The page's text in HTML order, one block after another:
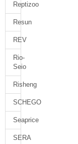
Reptizoo
Resun
REV
Rio-
Seio
Risheng
SCHEGO
Seaprice
SERA